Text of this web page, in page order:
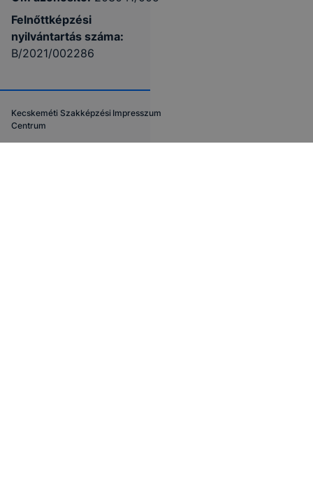
Felnőttképzési
nyilvántartás száma:
B/2021/002286
Kecskeméti Szakképzési
Centrum
Impresszum